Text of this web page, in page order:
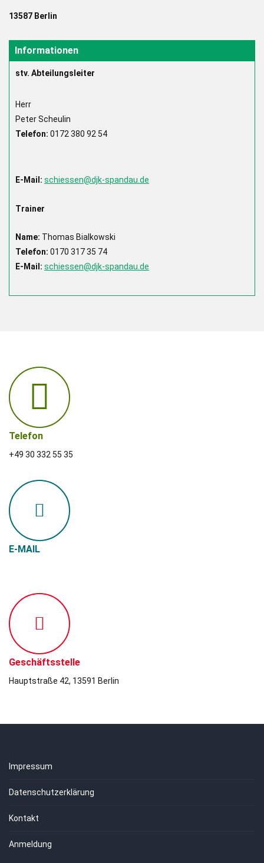
13587 Berlin
Informationen
stv. Abteilungsleiter
Herr
Peter Scheulin
Telefon: 0172 380 92 54
E-Mail: schiessen@djk-spandau.de
Trainer
Name: Thomas Bialkowski
Telefon: 0170 317 35 74
E-Mail: schiessen@djk-spandau.de
Telefon
+49 30 332 55 35
E-MAIL
Geschäftsstelle
Hauptstraße 42, 13591 Berlin
Impressum
Datenschutzerklärung
Kontakt
Anmeldung